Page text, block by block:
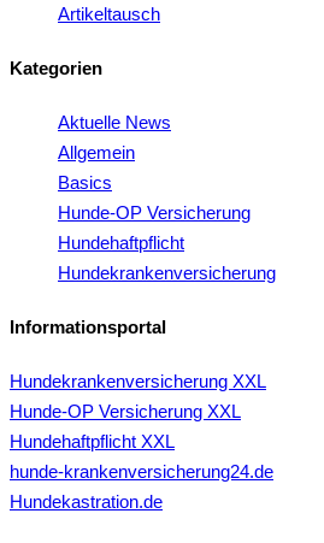
Artikeltausch
Kategorien
Aktuelle News
Allgemein
Basics
Hunde-OP Versicherung
Hundehaftpflicht
Hundekrankenversicherung
Informationsportal
Hundekrankenversicherung XXL
Hunde-OP Versicherung XXL
Hundehaftpflicht XXL
hunde-krankenversicherung24.de
Hundekastration.de